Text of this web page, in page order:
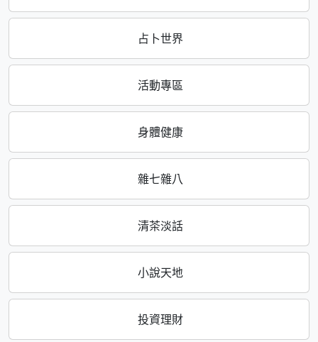
占卜世界
活動專區
身體健康
雜七雜八
清茶淡話
小說天地
投資理財